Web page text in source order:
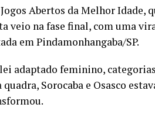
Abertos da Melhor Idade,
veio na fase final, com uma
em Pindamonhangaba/SP.
adaptado feminino,
Sorocaba e Osasco